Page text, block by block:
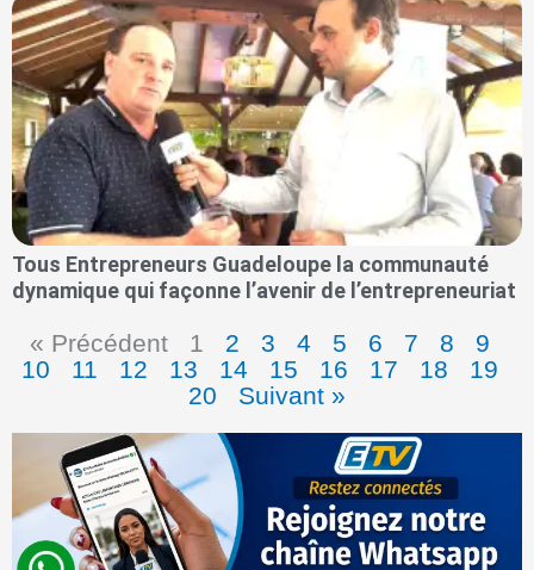
Tous Entrepreneurs Guadeloupe la communauté
dynamique qui façonne l’avenir de l’entrepreneuriat
« Précédent 1 2 3 4 5 6 7 8
9
10
11 12 13 14 15 16 17 18
19
20
Suivant »